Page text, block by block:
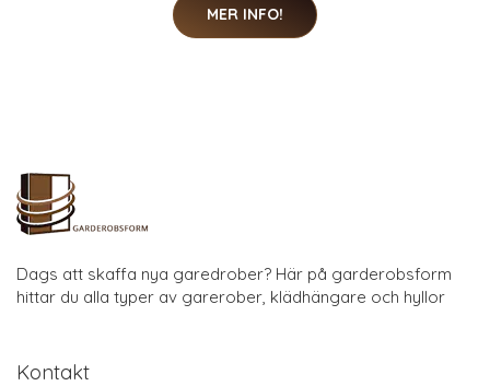
MER INFO!
Dags att skaffa nya garedrober? Här på garderobsform
hittar du alla typer av garerober, klädhängare och hyllor
Kontakt